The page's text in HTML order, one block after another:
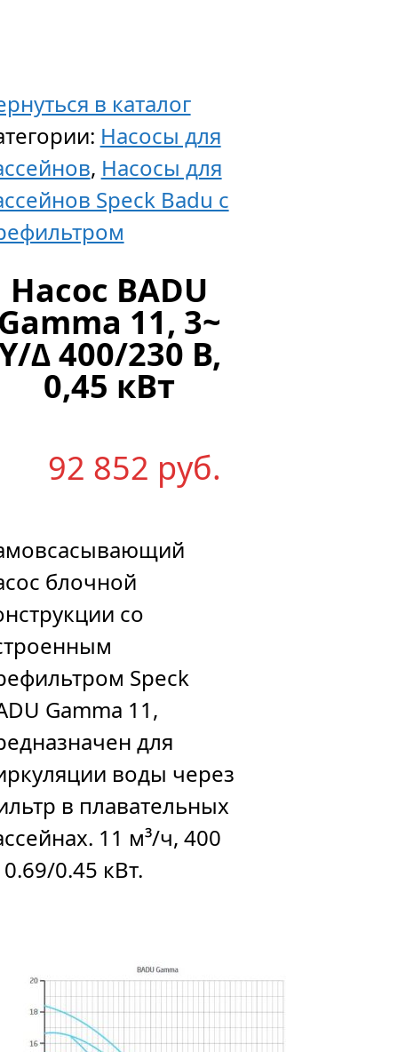
в каталог
Насосы для
, Насосы для
Speck Badu с
Насос BADU
11, 3~
∆ 400/230 В,
0,45 кВт
92 852 руб.
блочной
со
Speck
Gamma 11,
для
воды через
в плавательных
11 м³/ч, 400
0.45 кВт.